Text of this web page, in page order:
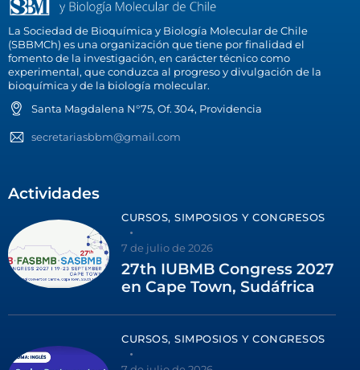
La Sociedad de Bioquímica y Biología Molecular de Chile
(SBBMCh) es una organización que tiene por finalidad el
fomento de la investigación, en carácter técnico como
experimental, que conduzca al progreso y divulgación de la
bioquímica y de la biología molecular.
Santa Magdalena N°75, Of. 304, Providencia
secretariasbbm@gmail.com
Actividades
CURSOS, SIMPOSIOS Y CONGRESOS
7 de julio de 2026
27th IUBMB Congress 2027
en Cape Town, Sudáfrica
CURSOS, SIMPOSIOS Y CONGRESOS